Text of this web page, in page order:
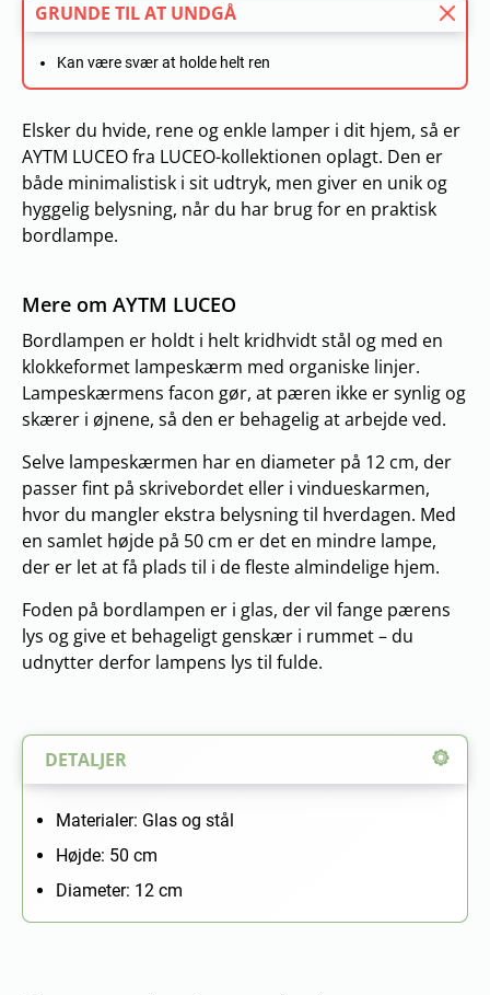
GRUNDE TIL AT UNDGÅ
Kan være svær at holde helt ren
Elsker du hvide, rene og enkle lamper i dit hjem, så er
AYTM LUCEO fra LUCEO-kollektionen oplagt. Den er
både minimalistisk i sit udtryk, men giver en unik og
hyggelig belysning, når du har brug for en praktisk
bordlampe.
Mere om AYTM LUCEO
DETALJER
Materialer: Glas og stål
Højde: 50 cm
Diameter: 12 cm
Bordlampen er holdt i helt kridhvidt stål og med en
klokkeformet lampeskærm med organiske linjer.
Lampeskærmens facon gør, at pæren ikke er synlig og
skærer i øjnene, så den er behagelig at arbejde ved.
Selve lampeskærmen har en diameter på 12 cm, der
passer fint på skrivebordet eller i vindueskarmen,
hvor du mangler ekstra belysning til hverdagen. Med
en samlet højde på 50 cm er det en mindre lampe,
der er let at få plads til i de fleste almindelige hjem.
Foden på bordlampen er i glas, der vil fange pærens
lys og give et behageligt genskær i rummet – du
udnytter derfor lampens lys til fulde.